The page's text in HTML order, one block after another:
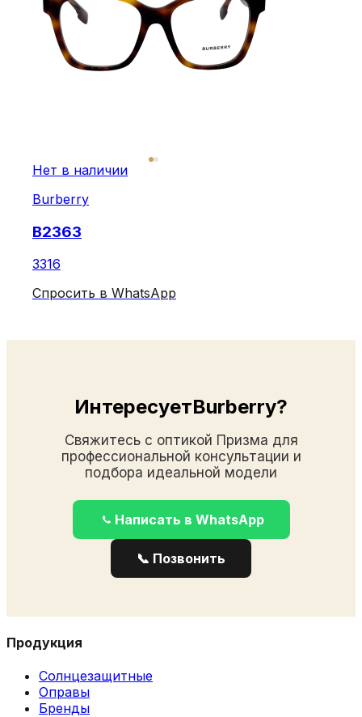
Нет в наличии
Burberry
B2363
3316
Спросить в WhatsApp
ИнтересуетBurberry?
Свяжитесь с оптикой Призма для
профессиональной консультации и
подбора идеальной модели
Написать в WhatsApp
📞 Позвонить
Продукция
Солнцезащитные
Оправы
Бренды